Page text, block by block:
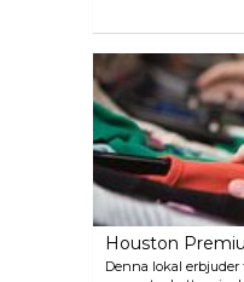
Houston
Denna lokal erbjuder